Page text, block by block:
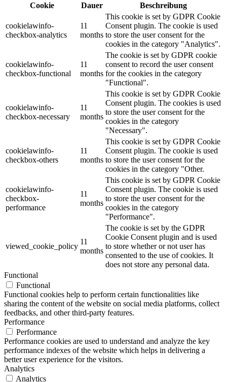
Cookie
Dauer Beschreibung
cookielawinfo-
checkbox-analytics
11
months
This cookie is set by GDPR Cookie
Consent plugin. The cookie is used
to store the user consent for the
cookies in the category "Analytics".
cookielawinfo-
checkbox-functional
11
months
The cookie is set by GDPR cookie
consent to record the user consent
for the cookies in the category
"Functional".
cookielawinfo-
checkbox-necessary
11
months
This cookie is set by GDPR Cookie
Consent plugin. The cookies is used
to store the user consent for the
cookies in the category
"Necessary".
cookielawinfo-
checkbox-others
11
months
This cookie is set by GDPR Cookie
Consent plugin. The cookie is used
to store the user consent for the
cookies in the category "Other.
cookielawinfo-
checkbox-
performance
11
months
This cookie is set by GDPR Cookie
Consent plugin. The cookie is used
to store the user consent for the
cookies in the category
"Performance".
viewed_cookie_policy
11
months
The cookie is set by the GDPR
Cookie Consent plugin and is used
to store whether or not user has
consented to the use of cookies. It
does not store any personal data.
Functional
Functional
Functional cookies help to perform certain functionalities like
sharing the content of the website on social media platforms, collect
feedbacks, and other third-party features.
Performance
Performance
Performance cookies are used to understand and analyze the key
performance indexes of the website which helps in delivering a
better user experience for the visitors.
Analytics
Analytics